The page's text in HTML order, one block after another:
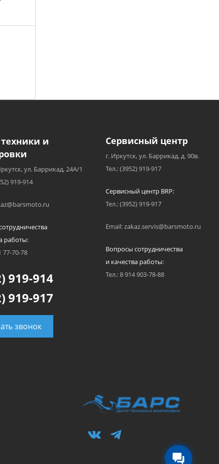
и
ул. Баррикад, 24А/1
919-914
работы:
77-70-78
919-914
919-917
звонок
Сервисный центр
г. Иркутск, ул. Баррикад, д. 90в.
Тел.: (3952) 919-917
Сервисный центр BRP:
Тел.: (3952) 919-917
Email: zakaz.servis@barsmoto.ru
Вопросы сотрудничества
и качества работы:
Тел.: 8 914 903-78-88